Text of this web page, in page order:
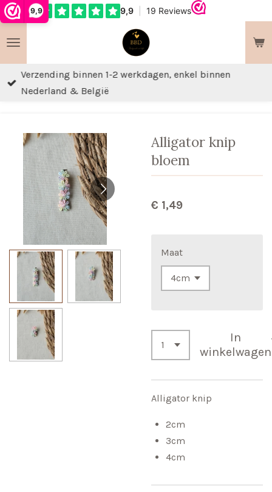
9,9
Ga
naar
de
hoofdinhoud
Verzending binnen 1-2 werkdagen, enkel binnen
Nederland & België
Alligator knip
bloem
€ 1,49
Maat
In
winkelwagen
Alligator knip
2cm
3cm
4cm